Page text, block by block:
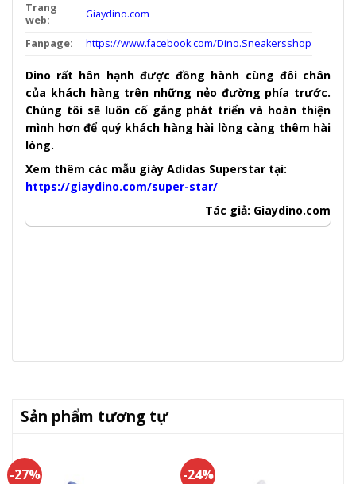
Trang
web:
Giaydino.com
Fanpage: https://www.facebook.com/Dino.Sneakersshop
Dino rất hân hạnh được đồng hành cùng đôi chân
của khách hàng trên những nẻo đường phía trước.
Chúng tôi sẽ luôn cố gắng phát triển và hoàn thiện
mình hơn để quý khách hàng hài lòng càng thêm hài
lòng.
Xem thêm các mẫu giày Adidas Superstar tại:
https://giaydino.com/super-star/
Tác giả: Giaydino.com
Sản phẩm tương tự
-27% -24%